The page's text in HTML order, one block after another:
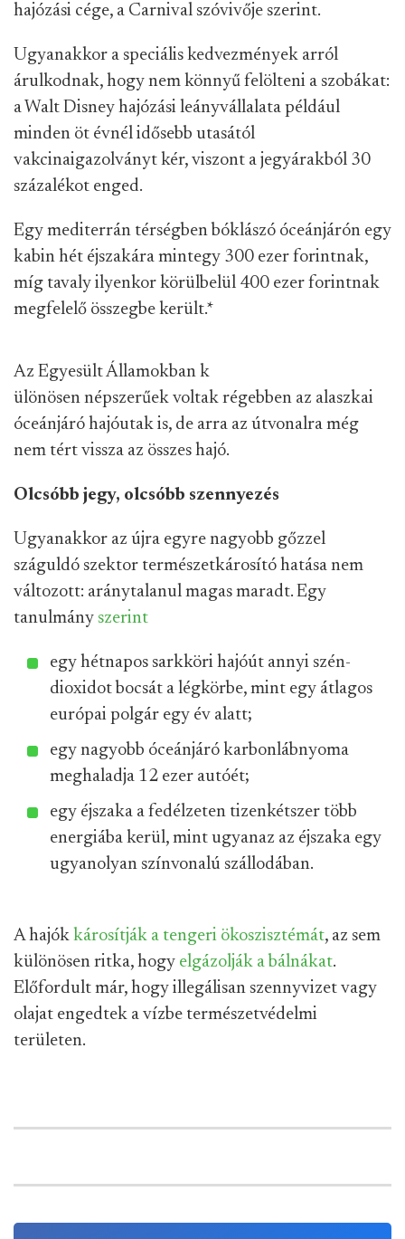
hajózási cége, a Carnival szóvivője szerint.
Ugyanakkor a speciális kedvezmények arról
árulkodnak, hogy nem könnyű felölteni a szobákat:
a Walt Disney hajózási leányvállalata például
minden öt évnél idősebb utasától
vakcinaigazolványt kér, viszont a jegyárakból 30
százalékot enged.
Egy mediterrán térségben bóklászó óceánjárón egy
kabin hét éjszakára mintegy 300 ezer forintnak,
míg tavaly ilyenkor körülbelül 400 ezer forintnak
megfelelő összegbe került.*
Az Egyesült Államokban k
ülönösen népszerűek voltak régebben az alaszkai
óceánjáró hajóutak is, de arra az útvonalra még
nem tért vissza az összes hajó.
Olcsóbb jegy, olcsóbb szennyezés
Ugyanakkor az újra egyre nagyobb gőzzel
száguldó szektor természetkárosító hatása nem
változott: aránytalanul magas maradt. Egy
tanulmány szerint
egy hétnapos sarkköri hajóút annyi szén-
dioxidot bocsát a légkörbe, mint egy átlagos
európai polgár egy év alatt;
egy nagyobb óceánjáró karbonlábnyoma
meghaladja 12 ezer autóét;
egy éjszaka a fedélzeten tizenkétszer több
energiába kerül, mint ugyanaz az éjszaka egy
ugyanolyan színvonalú szállodában.
A hajók károsítják a tengeri ökoszisztémát, az sem
különösen ritka, hogy elgázolják a bálnákat.
Előfordult már, hogy illegálisan szennyvizet vagy
olajat engedtek a vízbe természetvédelmi
területen.